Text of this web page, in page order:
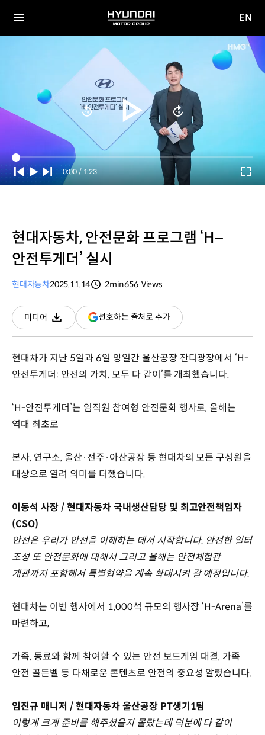
전체
HYUNDAI
MOTOR
GROUP
사이
이동
EN
Current
Time
0:00 / Duration
1:23
현대자동차, 안전문화 프로그램 ‘H–
안전투게더’ 실시
현대자동차2025.11.14
2min656 Views
미디어
다운로드
선호하는 출처로 추가(새
창
현대차가 지난 5일과 6일 양일간 울산공장 잔디광장에서 ‘H-
안전투게더: 안전의 가치, 모두 다 같이’를 개최했습니다.
‘H-안전투게더’는 임직원 참여형 안전문화 행사로, 올해는
역대 최초로
본사, 연구소, 울산·전주·아산공장 등 현대차의 모든 구성원을
대상으로 열려 의미를 더했습니다.
이동석 사장 / 현대자동차 국내생산담당 및 최고안전책임자
(CSO)
안전은 우리가 안전을 이해하는 데서 시작합니다. 안전한 일터
조성 또 안전문화에 대해서 그리고 올해는 안전체험관
개관까지 포함해서 특별협약을 계속 확대시켜 갈 예정입니다.
현대차는 이번 행사에서 1,000석 규모의 행사장 ‘H-Arena’를
마련하고,
가족, 동료와 함께 참여할 수 있는 안전 보드게임 대결, 가족
안전 골든벨 등 다채로운 콘텐츠로 안전의 중요성 알렸습니다.
임진규 매니저 / 현대자동차 울산공장 PT생기1팀
이렇게 크게 준비를 해주셨을지 몰랐는데 덕분에 다 같이